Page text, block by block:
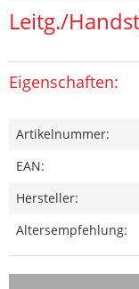
Leitg./
Eigenschaften:
Artikelnummer:
EAN:
Hersteller:
Altersempfehlung: